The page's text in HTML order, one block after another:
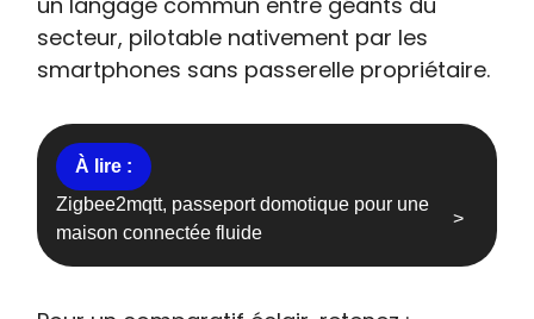
secteur, pilotable nativement par les
smartphones sans passerelle propriétaire.
Zigbee2mqtt, passeport domotique pour une
maison connectée fluide